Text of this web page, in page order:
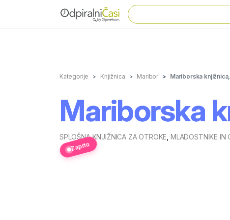
Kategorije Knjižnica Maribor Mariborska
Mariborska
SPLOŠNA KNJIŽNICA ZA OTROKE MLADOSTNIKE IN
Zaprto